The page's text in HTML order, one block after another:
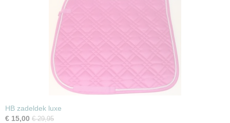
HB zadeldek luxe
€ 15,00 € 29,95